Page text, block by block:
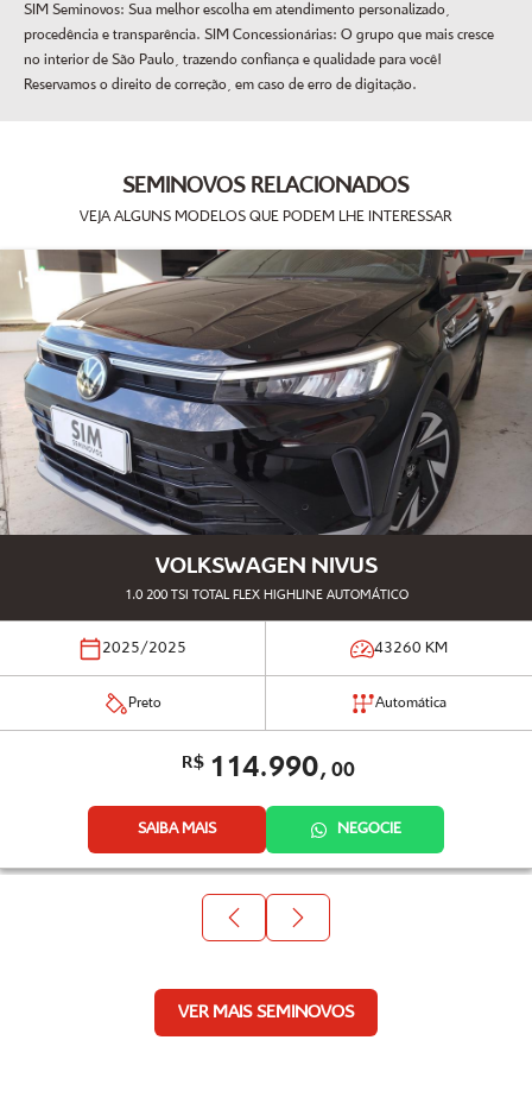
SIM Seminovos: Sua melhor escolha em atendimento personalizado,
procedência e transparência. SIM Concessionárias: O grupo que mais cresce
no interior de São Paulo, trazendo confiança e qualidade para você!
Reservamos o direito de correção, em caso de erro de digitação.
SEMINOVOS RELACIONADOS
VEJA ALGUNS MODELOS QUE PODEM LHE INTERESSAR
VOLKSWAGEN NIVUS
1.0 200 TSI TOTAL FLEX HIGHLINE AUTOMÁTICO
2025/2025 43260 KM
Preto Automática
R$114.990, 00
SAIBA MAIS NEGOCIE
VER MAIS SEMINOVOS